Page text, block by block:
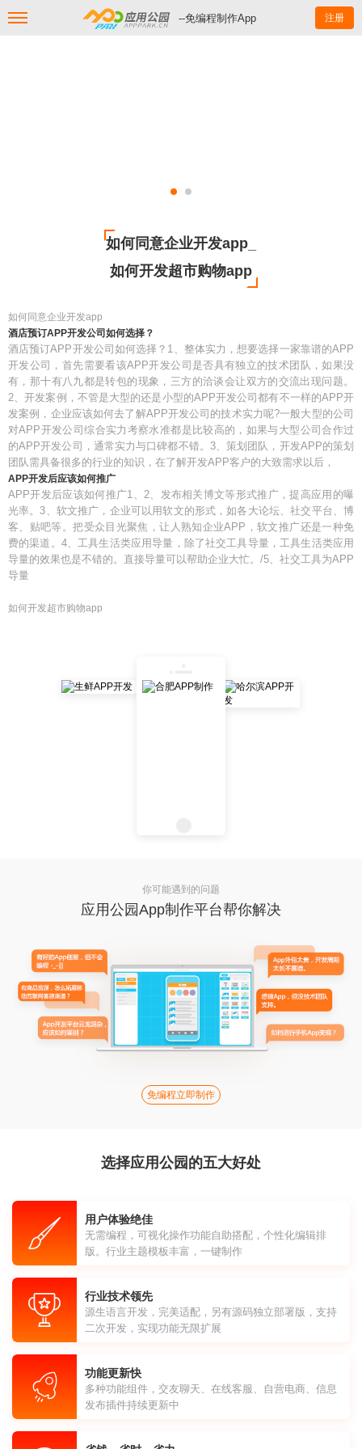
--免编程制作App 注册
如何同意企业开发app_
如何开发超市购物app
如何同意企业开发app
酒店预订APP开发公司如何选择？
酒店预订APP开发公司如何选择？1、整体实力，想要选择一家靠谱的APP
开发公司，首先需要看该APP开发公司是否具有独立的技术团队，如果没
有，那十有八九都是转包的现象，三方的洽谈会让双方的交流出现问题。
2、开发案例，不管是大型的还是小型的APP开发公司都有不一样的APP开
发案例，企业应该如何去了解APP开发公司的技术实力呢?一般大型的公司
对APP开发公司综合实力考察水准都是比较高的，如果与大型公司合作过
的APP开发公司，通常实力与口碑都不错。3、策划团队，开发APP的策划
团队需具备很多的行业的知识，在了解开发APP客户的大致需求以后，
APP开发后应该如何推广
APP开发后应该如何推广1、2、发布相关博文等形式推广，提高应用的曝
光率。3、软文推广，企业可以用软文的形式，如各大论坛、社交平台、博
客、贴吧等。把受众目光聚焦，让人熟知企业APP，软文推广还是一种免
费的渠道。4、工具生活类应用导量，除了社交工具导量，工具生活类应用
导量的效果也是不错的。直接导量可以帮助企业大忙。/5、社交工具为APP
导量
如何开发超市购物app
你可能遇到的问题
应用公园App制作平台帮你解决
免编程立即制作
选择应用公园的五大好处
用户体验绝佳
无需编程，可视化操作功能自助搭配，个性化编辑排
版。行业主题模板丰富，一键制作
行业技术领先
源生语言开发，完美适配，另有源码独立部署版，支持
二次开发，实现功能无限扩展
功能更新快
多种功能组件，交友聊天、在线客服、自营电商、信息
发布插件持续更新中